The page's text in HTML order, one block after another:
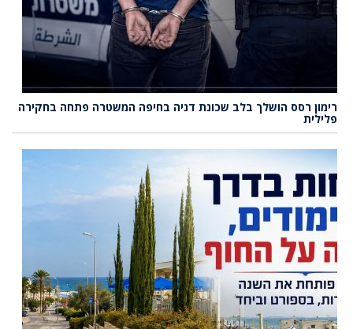
רימון רסס הושלך בלב שכונת דניה בחיפה המשטרה פתחה בחקירה
פלילית